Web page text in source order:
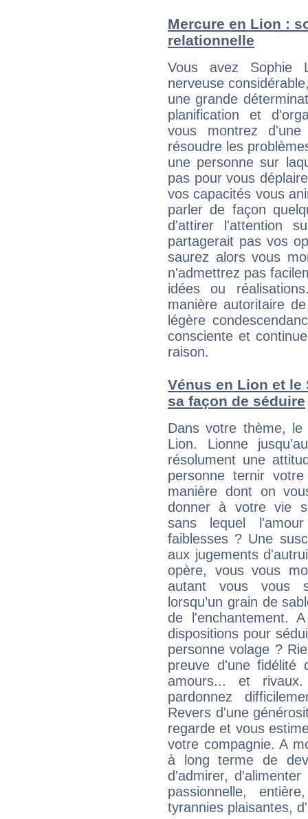
Mercure en Lion :
relationnelle
Vous avez Sophie
nerveuse
une grande
planification et
vous montrez
résoudre les
une personne sur
pas pour vous
vos capacités vous
parler de façon
d'attirer l'attention
partagerait pas vos
saurez alors vous
n'admettrez pas
idées ou
manière autoritaire
légère
consciente et
raison.
Vénus en Lion et
sa façon de séduire
Dans votre thème,
Lion. Lionne
résolument une
personne ternir
manière dont on
donner à votre vie
sans lequel
faiblesses ? Une
aux jugements
opère, vous vous
autant vous vous
lorsqu’un grain de
de l'enchantement.
dispositions pour
personne volage ?
preuve d'une fidélité
amours... et
pardonnez
Revers d'une
regarde et vous
votre compagnie. A
à long terme de
d'admirer,
passionnelle,
tyrannies plaisantes,